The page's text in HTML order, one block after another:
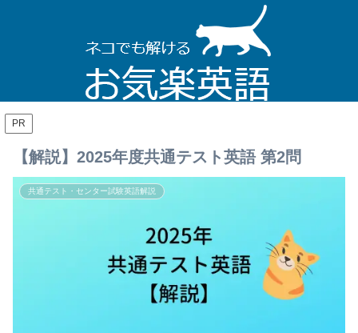
PR
【解説】2025年度共通テスト英語 第2問
共通テスト・センター試験英語解説